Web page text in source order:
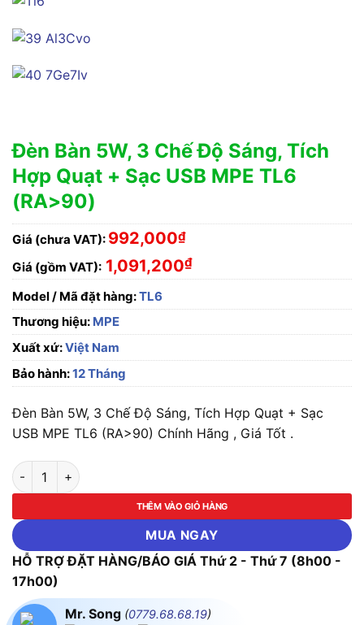
Đèn Bàn 5W, 3 Chế Độ Sáng, Tích
Hợp Quạt + Sạc USB MPE TL6
(RA>90)
Giá (chưa VAT): 992,000₫
Giá (gồm VAT): 1,091,200₫
Model / Mã đặt hàng:TL6
Thương hiệu: MPE
Xuất xứ:Việt Nam
Bảo hành:12 Tháng
Đèn Bàn 5W, 3 Chế Độ Sáng, Tích Hợp Quạt + Sạc
USB MPE TL6 (RA>90) Chính Hãng , Giá Tốt .
Đèn Bàn 5W, 3 Chế Độ Sáng, Tích Hợp Quạt + Sạc USB MPE
THÊM VÀO GIỎ HÀNG
MUA NGAY
HỖ TRỢ ĐẶT HÀNG/BÁO GIÁ Thứ 2 - Thứ 7 (8h00 -
17h00)
Mr. Song (0779.68.68.19)